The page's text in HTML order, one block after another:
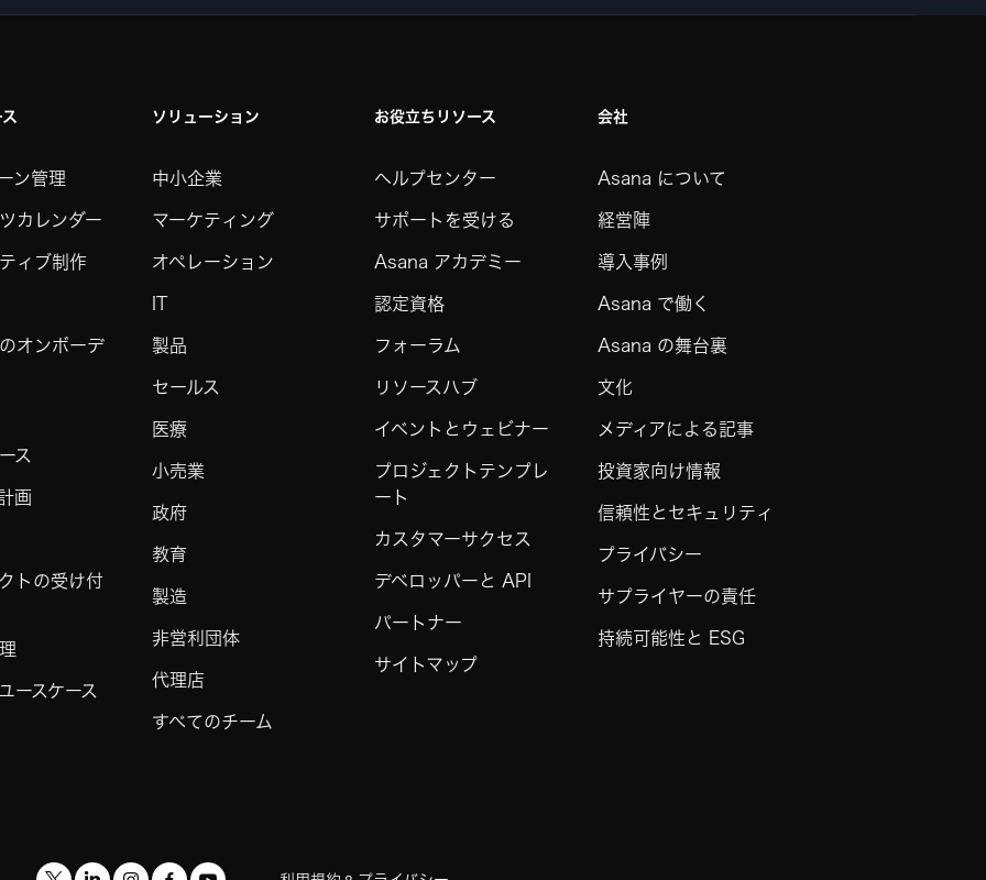
ン管理
カレンダー
ィブ制作
オンボーデ
ス
画
トの受け付
ースケース
ソリューション
中小企業
マーケティング
オペレーション
IT
製品
セールス
医療
小売業
政府
教育
製造
非営利団体
代理店
すべてのチーム
お役立ちリソース
ヘルプセンター
サポートを受ける
Asana アカデミー
認定資格
フォーラム
リソースハブ
イベントとウェビナー
プロジェクトテンプレ
ート
カスタマーサクセス
デベロッパーと API
パートナー
サイトマップ
会社
Asana について
経営陣
導入事例
Asana で働く
Asana の舞台裏
文化
メディアによる記事
投資家向け情報
信頼性とセキュリティ
プライバシー
サプライヤーの責任
持続可能性と ESG